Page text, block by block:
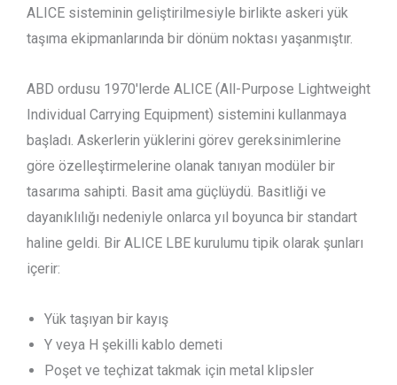
ALICE sisteminin geliştirilmesiyle birlikte askeri yük
taşıma ekipmanlarında bir dönüm noktası yaşanmıştır.
ABD ordusu 1970'lerde ALICE (All-Purpose Lightweight
Individual Carrying Equipment) sistemini kullanmaya
başladı. Askerlerin yüklerini görev gereksinimlerine
göre özelleştirmelerine olanak tanıyan modüler bir
tasarıma sahipti. Basit ama güçlüydü. Basitliği ve
dayanıklılığı nedeniyle onlarca yıl boyunca bir standart
haline geldi. Bir ALICE LBE kurulumu tipik olarak şunları
içerir:
Yük taşıyan bir kayış
Y veya H şekilli kablo demeti
Poşet ve teçhizat takmak için metal klipsler